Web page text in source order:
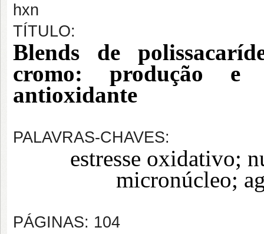
hxn
TÍTULO:
Blends de
cromo: produção e
antioxidante
PALAVRAS-CHAVES:
estresse oxidativo;
micronúcleo;
PÁGINAS: 104